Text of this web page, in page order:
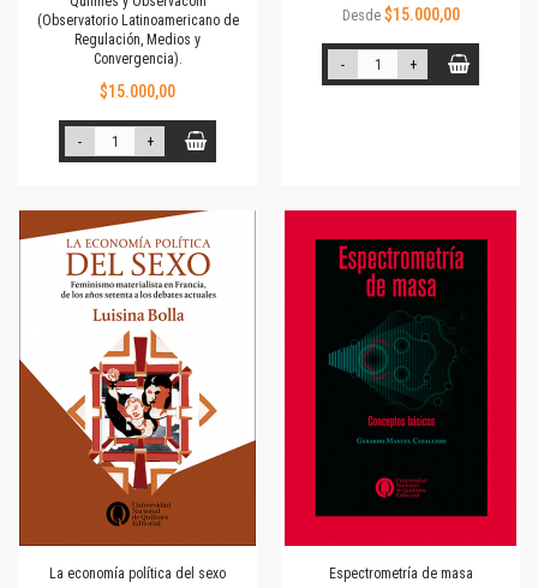
(Observatorio Latinoamericano de
Regulación, Medios y
Convergencia).
$15.000,00
- +
Desde $15.000,00
- +
La economía política del sexo
Espectrometría de masa